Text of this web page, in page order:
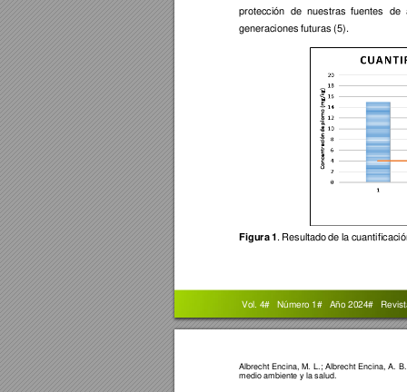
Vol. 4#   Número 1#   Año 2024#   R
protección de nuestras fuentes de
generaciones futuras (5).
Figura 1. Resultado de la
Albrecht Encina, M. L. ; Albrecht Encina , A.
medio ambiente y la salud.